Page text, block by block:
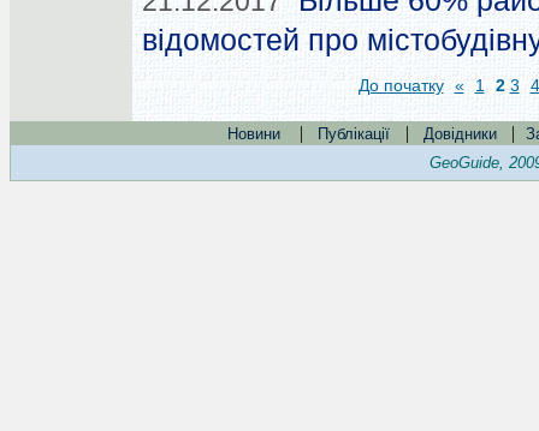
відомостей про
До початку « 1 2 3 4
Новини | Публікації | Довідники |
GeoGuide,